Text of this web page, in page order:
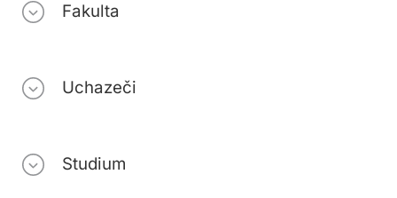
Fakulta
Uchazeči
Studium